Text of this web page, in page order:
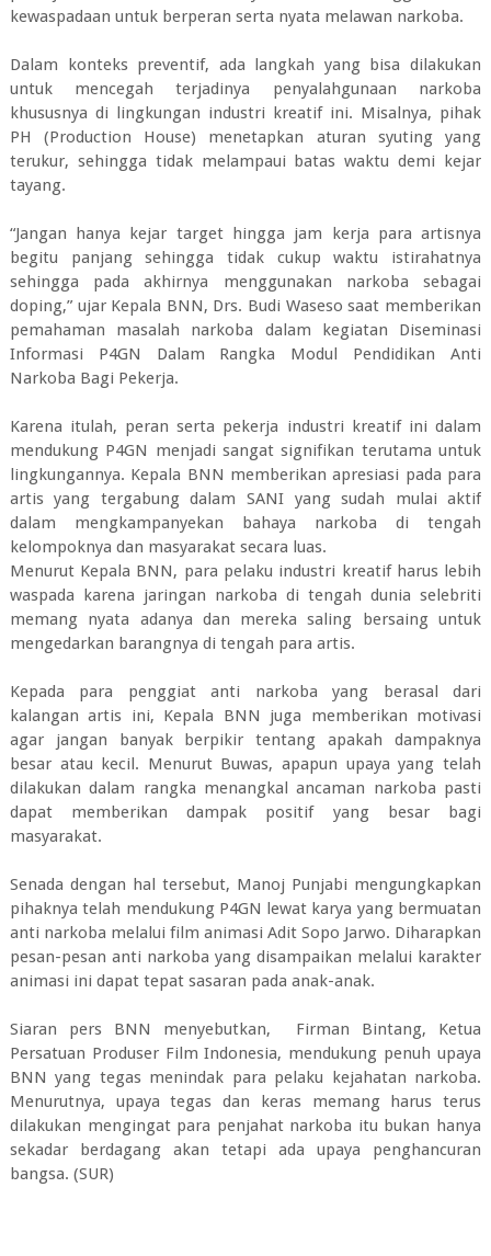
kewaspadaan untuk berperan serta nyata melawan narkoba.
Dalam konteks preventif, ada langkah yang bisa dilakukan
untuk mencegah terjadinya penyalahgunaan narkoba
khususnya di lingkungan industri kreatif ini. Misalnya, pihak
PH (Production House) menetapkan aturan syuting yang
terukur, sehingga tidak melampaui batas waktu demi kejar
tayang.
“Jangan hanya kejar target hingga jam kerja para artisnya
begitu panjang sehingga tidak cukup waktu istirahatnya
sehingga pada akhirnya menggunakan narkoba sebagai
doping,” ujar Kepala BNN, Drs. Budi Waseso saat memberikan
pemahaman masalah narkoba dalam kegiatan Diseminasi
Informasi P4GN Dalam Rangka Modul Pendidikan Anti
Narkoba Bagi Pekerja.
Karena itulah, peran serta pekerja industri kreatif ini dalam
mendukung P4GN menjadi sangat signifikan terutama untuk
lingkungannya. Kepala BNN memberikan apresiasi pada para
artis yang tergabung dalam SANI yang sudah mulai aktif
dalam mengkampanyekan bahaya narkoba di tengah
kelompoknya dan masyarakat secara luas.
Menurut Kepala BNN, para pelaku industri kreatif harus lebih
waspada karena jaringan narkoba di tengah dunia selebriti
memang nyata adanya dan mereka saling bersaing untuk
mengedarkan barangnya di tengah para artis.
Kepada para penggiat anti narkoba yang berasal dari
kalangan artis ini, Kepala BNN juga memberikan motivasi
agar jangan banyak berpikir tentang apakah dampaknya
besar atau kecil. Menurut Buwas, apapun upaya yang telah
dilakukan dalam rangka menangkal ancaman narkoba pasti
dapat memberikan dampak positif yang besar bagi
masyarakat.
Senada dengan hal tersebut, Manoj Punjabi mengungkapkan
pihaknya telah mendukung P4GN lewat karya yang bermuatan
anti narkoba melalui film animasi Adit Sopo Jarwo. Diharapkan
pesan-pesan anti narkoba yang disampaikan melalui karakter
animasi ini dapat tepat sasaran pada anak-anak.
Siaran pers BNN menyebutkan, Firman Bintang, Ketua
Persatuan Produser Film Indonesia, mendukung penuh upaya
BNN yang tegas menindak para pelaku kejahatan narkoba.
Menurutnya, upaya tegas dan keras memang harus terus
dilakukan mengingat para penjahat narkoba itu bukan hanya
sekadar berdagang akan tetapi ada upaya penghancuran
bangsa. (SUR)